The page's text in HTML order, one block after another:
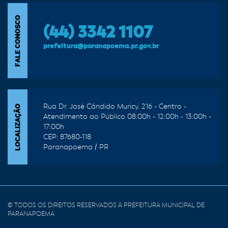
(44) 3342 1107
prefeitura@paranapoema.pr.gov.br
Rua Dr. José Cândido Muricy, 216 - Centro -
Atendimento ao Público 08:00h - 12:00h - 13:00h -
17:00h
CEP: 87680-118
Paranapoema / PR
© TODOS OS DIREITOS RESERVADOS À PREFEITURA MUNICIPAL DE
PARANAPOEMA